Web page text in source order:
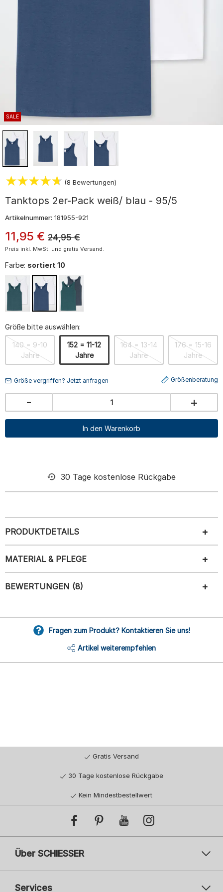
SALE
(8 Bewertungen)
Tanktops 2er-Pack weiß/ blau - 95/5
Artikelnummer: 181955-921
11,95 € 24,95 €
Preis inkl. MwSt. und gratis Versand.
Farbe: sortiert 10
Größe bitte auswählen:
140 = 9-10
Jahre
152 = 11-12
Jahre
164 = 13-14
Jahre
176 = 15-16
Jahre
Größe vergriffen? Jetzt anfragen Größenberatung
- +
In den Warenkorb
30 Tage kostenlose Rückgabe
PRODUKTDETAILS
MATERIAL & PFLEGE
BEWERTUNGEN (8)
Fragen zum Produkt? Kontaktieren Sie uns!
Artikel weiterempfehlen
Gratis Versand
30 Tage kostenlose Rückgabe
Kein Mindestbestellwert
Über SCHIESSER
Services